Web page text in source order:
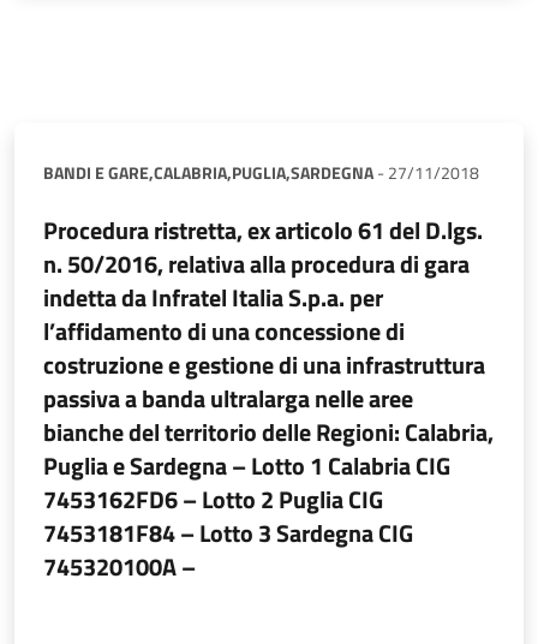
BANDI E GARE,CALABRIA,PUGLIA,SARDEGNA- 27/11/2018
Procedura ristretta, ex articolo 61 del D.lgs.
n. 50/2016, relativa alla procedura di gara
indetta da Infratel Italia S.p.a. per
l’affidamento di una concessione di
costruzione e gestione di una infrastruttura
passiva a banda ultralarga nelle aree
bianche del territorio delle Regioni: Calabria,
Puglia e Sardegna – Lotto 1 Calabria CIG
7453162FD6 – Lotto 2 Puglia CIG
7453181F84 – Lotto 3 Sardegna CIG
745320100A –